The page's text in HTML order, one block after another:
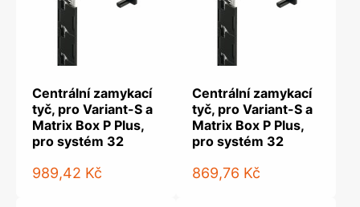
Centrální zamykací
tyč, pro Variant-S a
Matrix Box P Plus,
pro systém 32
989,42 Kč
Centrální zamykací
tyč, pro Variant-S a
Matrix Box P Plus,
pro systém 32
869,76 Kč